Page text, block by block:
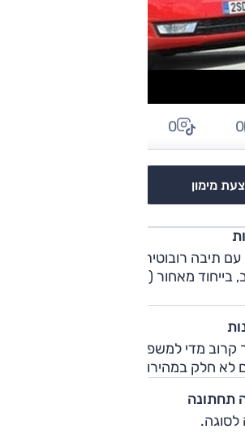
מימון
0
0
עם תיבה רובוטית מהירה וצריכת דלק
בייחוד מאחור (יחסית) ותא מטען ענק.
קרוב מדי למשפחתיות. איכות נסיעה
לא חלק במהירות נמוכה.
תחתונה